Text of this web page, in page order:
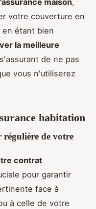
votre couverture en
étant bien
la meilleure
de ne pas
vous n'utiliserez
habitation
de votre
contrat
pour garantir
face à
à celle de votre